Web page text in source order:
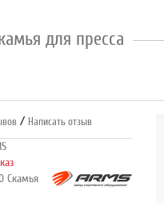
для пресса
/ Написать отзыв
Скамья